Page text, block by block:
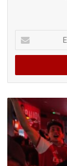
your
Email